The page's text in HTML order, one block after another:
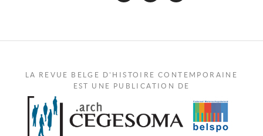
LA REVUE BELGE D'HISTOIRE CONTEMPORAINE
EST UNE PUBLICATION DE